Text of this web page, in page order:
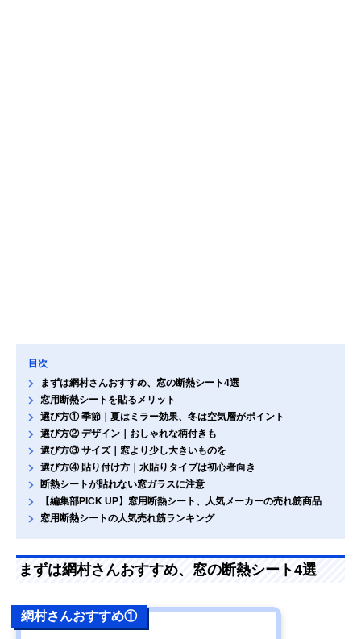
目次
まずは網村さんおすすめ、窓の断熱シート4選
窓用断熱シートを貼るメリット
選び方① 季節｜夏はミラー効果、冬は空気層がポイント
選び方② デザイン｜おしゃれな柄付きも
選び方③ サイズ｜窓より少し大きいものを
選び方④ 貼り付け方｜水貼りタイプは初心者向き
断熱シートが貼れない窓ガラスに注意
【編集部PICK UP】窓用断熱シート、人気メーカーの売れ筋商品
窓用断熱シートの人気売れ筋ランキング
まずは網村さんおすすめ、窓の断熱シート4選
網村さんおすすめ①